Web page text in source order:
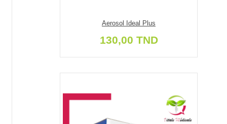
Aerosol Ideal Plus
130,00 TND